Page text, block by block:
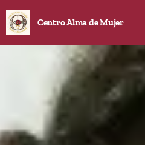
Centro Alma de Mujer